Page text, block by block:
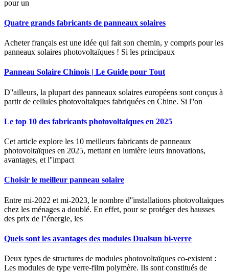
pour un
Quatre grands fabricants de panneaux solaires
Acheter français est une idée qui fait son chemin, y compris pour les
panneaux solaires photovoltaïques ! Si les principaux
Panneau Solaire Chinois | Le Guide pour Tout
D''ailleurs, la plupart des panneaux solaires européens sont conçus à
partir de cellules photovoltaïques fabriquées en Chine. Si l''on
Le top 10 des fabricants photovoltaïques en 2025
Cet article explore les 10 meilleurs fabricants de panneaux
photovoltaïques en 2025, mettant en lumière leurs innovations,
avantages, et l''impact
Choisir le meilleur panneau solaire
Entre mi-2022 et mi-2023, le nombre d''installations photovoltaïques
chez les ménages a doublé. En effet, pour se protéger des hausses
des prix de l''énergie, les
Quels sont les avantages des modules Dualsun bi-verre
Deux types de structures de modules photovoltaïques co-existent :
Les modules de type verre-film polymère. Ils sont constitués de